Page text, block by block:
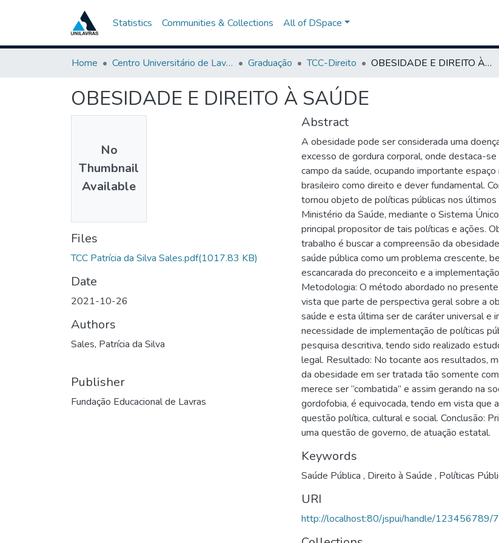
Statistics Communities & Collections All of DSpace
Home Centro Universitário de Lavras-UNILAVRAS Graduação TCC-Direito OBESIDADE E DIREITO À SAÚDE
OBESIDADE E DIREITO À SAÚDE
No
Thumbnail
Available
Files
TCC Patrícia da Silva Sales.pdf(1017.83 KB)
Date
2021-10-26
Authors
Sales, Patrícia da Silva
Publisher
Fundação Educacional de Lavras
Abstract
A obesidade pode ser considerada uma
excesso de gordura corporal, onde destaca-
campo da saúde, ocupando importante
brasileiro como direito e dever fundamental.
tornou objeto de políticas públicas nos
Ministério da Saúde, mediante o Sistema
principal propositor de tais políticas e ações.
trabalho é buscar a compreensão da
saúde pública como um problema crescente,
escancarada do preconceito e a
Metodologia: O método abordado no
vista que parte de perspectiva geral sobre a
saúde e esta última ser de caráter universal e
necessidade de implementação de políticas
pesquisa descritiva, tendo sido realizado
legal. Resultado: No tocante aos resultados,
da obesidade em ser tratada tão somente
merece ser “combatida” e assim gerando na
gordofobia, é equivocada, tendo em vista que
questão política, cultural e social. Conclusão:
uma questão de governo, de atuação estatal.
Keywords
Saúde Pública , Direito à Saúde , Políticas
URI
http://localhost:80/jspui/handle/123456789/